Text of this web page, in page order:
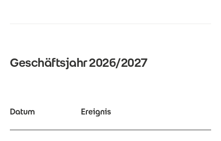
Geschäftsjahr 2026/2027
Datum Ereignis